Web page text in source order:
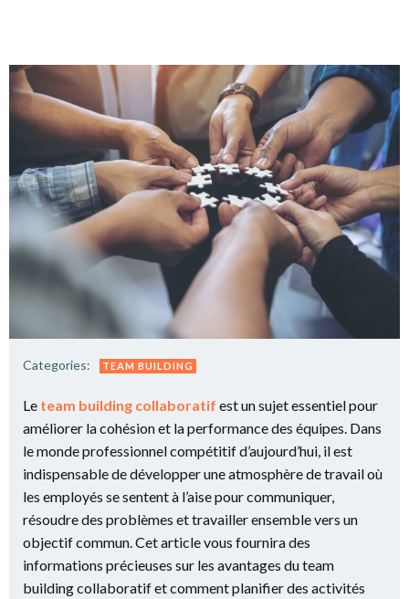
Categories: TEAM BUILDING
Le team building collaboratif est un sujet essentiel pour
améliorer la cohésion et la performance des équipes. Dans
le monde professionnel compétitif d’aujourd’hui, il est
indispensable de développer une atmosphère de travail où
les employés se sentent à l’aise pour communiquer,
résoudre des problèmes et travailler ensemble vers un
objectif commun. Cet article vous fournira des
informations précieuses sur les avantages du team
building collaboratif et comment planifier des activités